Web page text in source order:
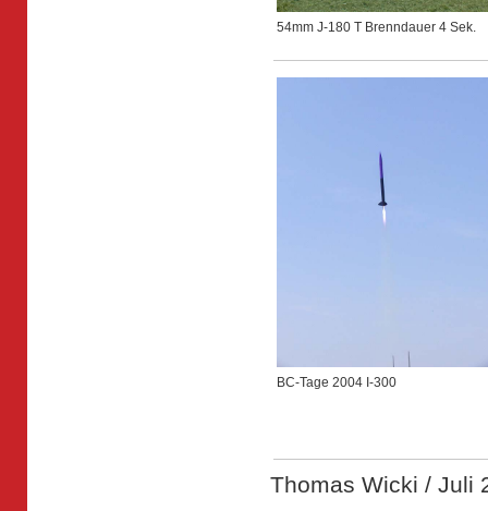
54mm J-180 T Brenndauer 4 Sek.
BC-Tage 2004 I-300
Thomas Wicki / Juli